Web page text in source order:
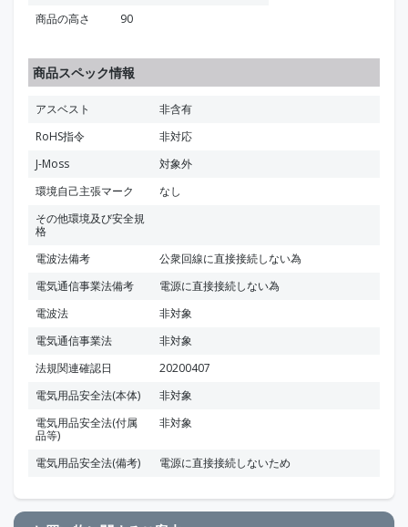
商品の高さ
90
商品スペック情報
アスベスト
非含有
RoHS指令
非対応
J-Moss
対象外
環境自己主張マーク
なし
その他環境及び安全規
格
電波法備考
公衆回線に直接接続しない為
電気通信事業法備考
電源に直接接続しない為
電波法
非対象
電気通信事業法
非対象
法規関連確認日
20200407
電気用品安全法(本体)
非対象
電気用品安全法(付属
品等)
非対象
電気用品安全法(備考) 電源に直接接続しないため